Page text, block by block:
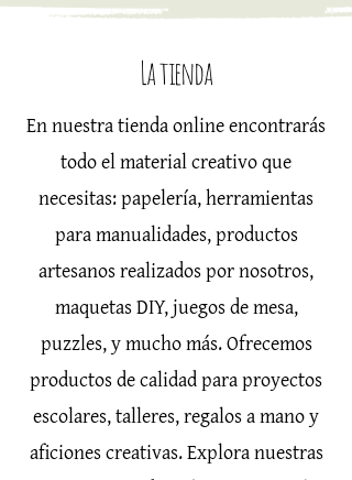
La tienda
En nuestra tienda online encontrarás
todo el material creativo que
necesitas: papelería, herramientas
para manualidades, productos
artesanos realizados por nosotros,
maquetas DIY, juegos de mesa,
puzzles, y mucho más. Ofrecemos
productos de calidad para proyectos
escolares, talleres, regalos a mano y
aficiones creativas. Explora nuestras